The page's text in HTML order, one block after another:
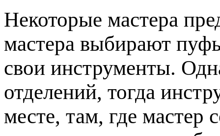
Некоторые мастера
мастера выбирают
свои инструменты.
отделений, тогда
месте, там, где